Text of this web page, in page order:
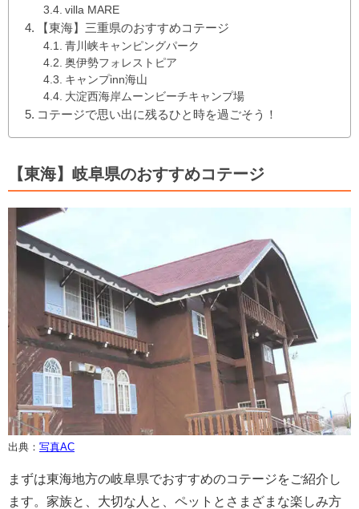
villa MARE
【東海】三重県のおすすめコテージ
青川峡キャンピングパーク
奥伊勢フォレストピア
キャンプinn海山
大淀西海岸ムーンビーチキャンプ場
コテージで思い出に残るひと時を過ごそう！
【東海】岐阜県のおすすめコテージ
出典： 写真AC
まずは東海地方の岐阜県でおすすめのコテージをご紹介し
ます。家族と、大切な人と、ペットとさまざまな楽しみ方